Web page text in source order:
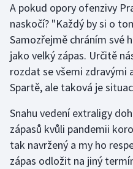
A pokud opory ofenzivy
naskočí? "Každý by si o
Samozřejmě chráním své
jako velký zápas. Určitě
rozdat se všemi zdravými
Spartě, ale taková je
Snahu vedení extraligy
zápasů kvůli pandemii
tak navržený a my ho
zápas odložit na jiný